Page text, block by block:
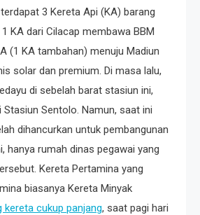
3 Kereta Api (KA) barang
KA dari Cilacap membawa BBM
(1 KA tambahan) menuju Madiun
solar dan premium. Di masa lalu,
di sebelah barat stasiun ini,
Sentolo. Namun, saat ini
dihancurkan untuk pembangunan
hanya rumah dinas pegawai yang
Kereta Pertamina yang
biasanya Kereta Minyak
kereta cukup panjang, saat pagi hari